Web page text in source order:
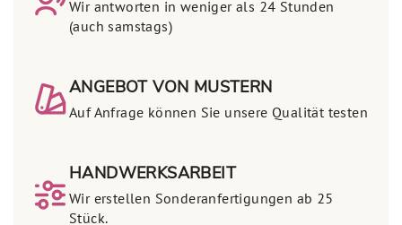
Wir antworten in weniger als 24 Stunden
(auch samstags)
ANGEBOT VON MUSTERN
Auf Anfrage können Sie unsere Qualität testen
HANDWERKSARBEIT
Wir erstellen Sonderanfertigungen ab 25
Stück.